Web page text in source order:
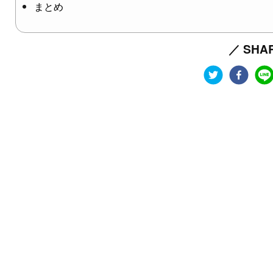
まとめ
／